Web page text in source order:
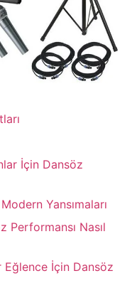
İçin Dansöz
Yansımaları
Performansı Nasıl
İçin Dansöz